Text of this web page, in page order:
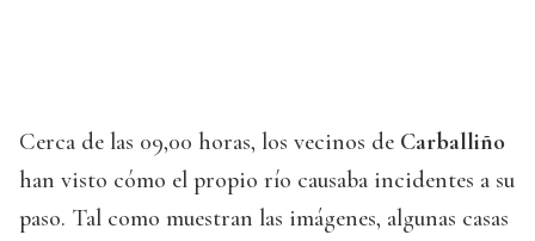
Cerca de las 09,00 horas, los vecinos de Carballiño
han visto cómo el propio río causaba incidentes a su
paso. Tal como muestran las imágenes, algunas casas